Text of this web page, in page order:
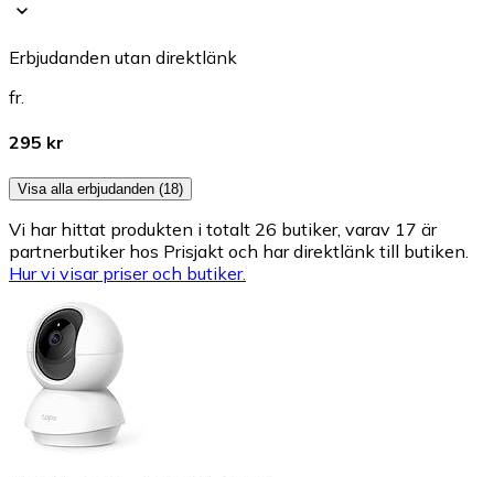
Erbjudanden utan direktlänk
fr.
295 kr
Visa alla erbjudanden (18)
Vi har hittat produkten i totalt 26 butiker, varav 17 är
partnerbutiker hos Prisjakt och har direktlänk till butiken.
Hur vi visar priser och butiker.